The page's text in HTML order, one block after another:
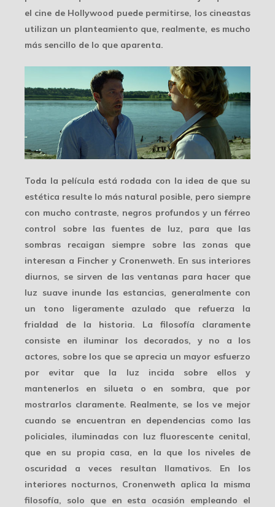
el cine de Hollywood puede permitirse, los cineastas
utilizan un planteamiento que, realmente, es mucho
más sencillo de lo que aparenta.
Toda la película está rodada con la idea de que su
estética resulte lo más natural posible, pero siempre
con mucho contraste, negros profundos y un férreo
control sobre las fuentes de luz, para que las
sombras recaigan siempre sobre las zonas que
interesan a Fincher y Cronenweth. En sus interiores
diurnos, se sirven de las ventanas para hacer que
luz suave inunde las estancias, generalmente con
un tono ligeramente azulado que refuerza la
frialdad de la historia. La filosofía claramente
consiste en iluminar los decorados, y no a los
actores, sobre los que se aprecia un mayor esfuerzo
por evitar que la luz incida sobre ellos y
mantenerlos en silueta o en sombra, que por
mostrarlos claramente. Realmente, se los ve mejor
cuando se encuentran en dependencias como las
policiales, iluminadas con luz fluorescente cenital,
que en su propia casa, en la que los niveles de
oscuridad a veces resultan llamativos. En los
interiores nocturnos, Cronenweth aplica la misma
filosofía, solo que en esta ocasión empleando el